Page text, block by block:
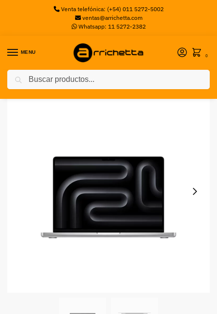
Venta telefónica: (+54) 011 5272-5002
ventas@arrichetta.com
Whatsapp: 11 5272-2382
MENU
0
Inicio Notebooks / MacBook Pro 14″ Apple M5 CPU 10Core GPU 10Core, 1TB SSD, 16GB Ram Silver MDE54LE-A